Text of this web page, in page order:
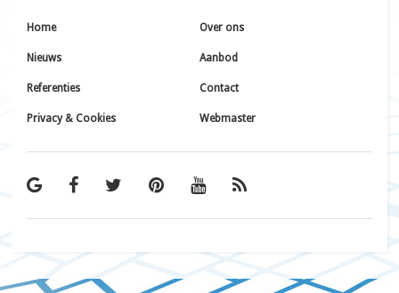
Home Over ons
Nieuws Aanbod
Referenties Contact
Privacy & Cookies Webmaster